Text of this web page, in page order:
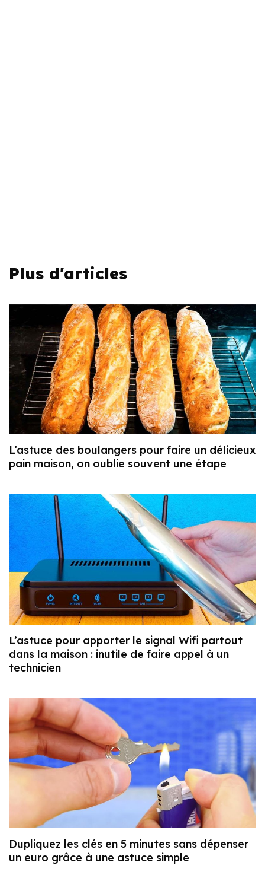
Plus d'articles
L’astuce des boulangers pour faire un délicieux
pain maison, on oublie souvent une étape
L’astuce pour apporter le signal Wifi partout
dans la maison : inutile de faire appel à un
technicien
Dupliquez les clés en 5 minutes sans dépenser
un euro grâce à une astuce simple